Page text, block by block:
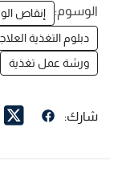
الوسوم:
إنقاص
دبلوم التغذية
ورشة عمل تغذية
شارك: